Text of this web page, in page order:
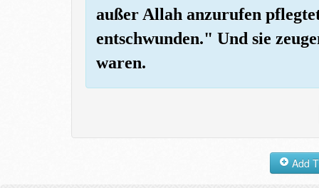
außer Allah anzurufen
entschwunden." Und sie
waren.